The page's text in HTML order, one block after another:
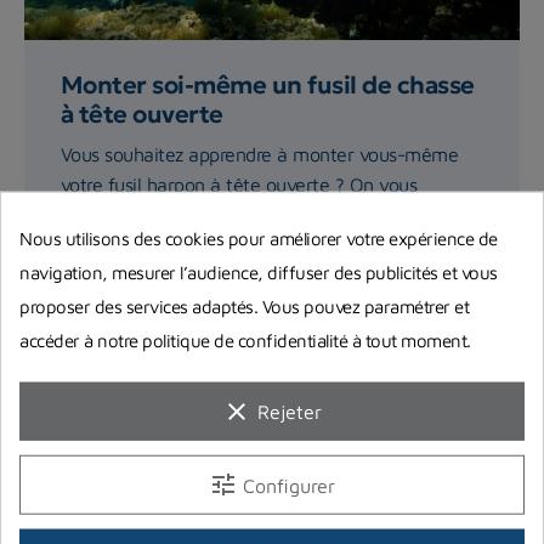
Monter soi-même un fusil de chasse
à tête ouverte
Vous souhaitez apprendre à monter vous-même
votre fusil harpon à tête ouverte ? On vous
Lire la suite
Nous utilisons des cookies pour améliorer votre expérience de
navigation, mesurer l’audience, diffuser des publicités et vous
proposer des services adaptés. Vous pouvez paramétrer et
accéder à notre politique de confidentialité à tout moment.
clear Rejeter
tune Configurer